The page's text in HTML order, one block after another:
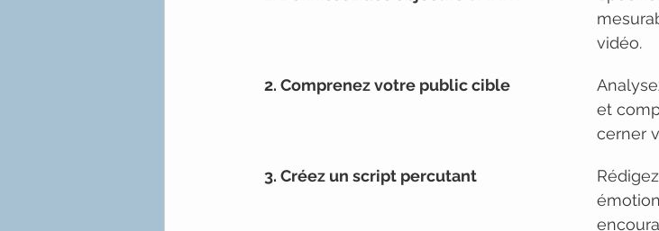
vidéo.
2. Comprenez votre public cible
et
cerner
3. Créez un script percutant